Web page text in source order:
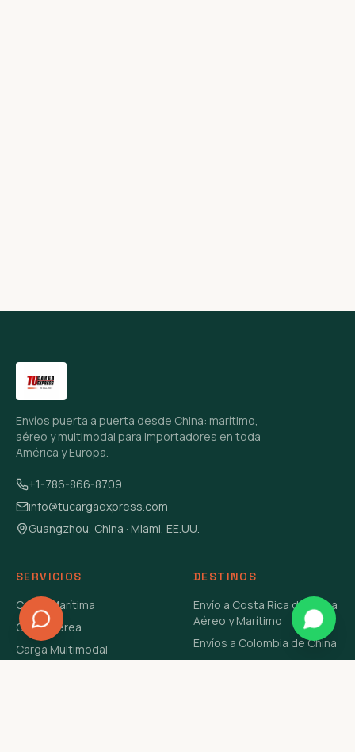
Envíos puerta a puerta desde China: marítimo,
aéreo y multimodal para importadores en toda
América y Europa.
+1-786-866-8709
info@tucargaexpress.com
Guangzhou, China · Miami, EE.UU.
SERVICIOS
Carga Marítima
Carga Aérea
Carga Multimodal
DESTINOS
Envío a Costa Rica de China
Aéreo y Marítimo
Envíos a Colombia de China